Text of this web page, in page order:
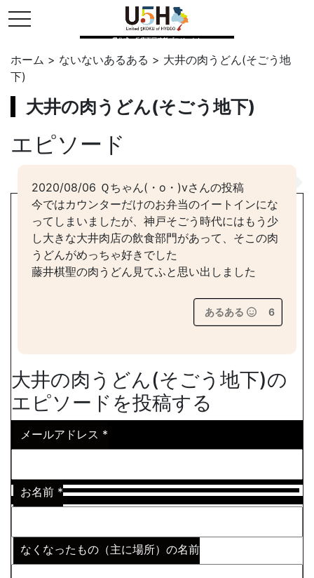
toggle navigation
県公式・兵庫五国連邦プロジェクト
ホーム > ないないあるある > 大井の肉うどん(そごう地
下)
大井の肉うどん(そごう地下)
エピソード
2020/08/06 Ｑちゃん(・o・)vさんの投稿
今ではカウンターだけのお弁当のイートインにな
ってしまいましたが、神戸そごう時代にはもう少
し大きな大井肉店の飲食部門があって、そこの肉
うどんがめっちゃ好きでした
藤井棋聖の肉うどん見てふと思い出しました
あるある 6
大井の肉うどん(そごう地下)の
エピソードを投稿する
メールアドレス *
お名前 *
なくなったもの（主に場所）の名前